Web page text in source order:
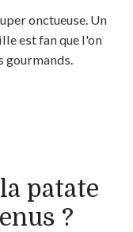
onctueuse. Un
est fan que l'on
gourmands.
patate
?